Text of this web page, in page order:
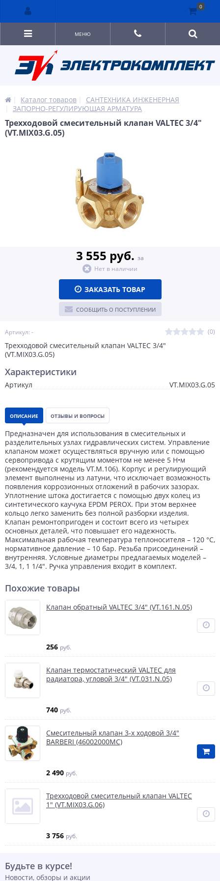
МЕНЮ
Каталог товаров
САНТЕХНИКА ИНЖЕНЕРНАЯ
ЗАПОРНО-РЕГУЛИРУЮЩАЯ АРМАТУРА
Трехходовой смесительный клапан VALTEС 3/4"
(VT.MIX03.G.05)
Артикул: - (0)
Трехходовой смесительный клапан VALTEС 3/4"
(VT.MIX03.G.05)
3 555 руб. за
Нет в наличии
ЗАКАЗАТЬ ТОВАР
СООБЩИТЬ О ПОСТУПЛЕНИИ
Характеристики
Артикул VT.MIX03.G.05
ОПИСАНИЕ ОТЗЫВЫ И ВОПРОСЫ
Предназначен для использования в смесительных и
разделительных узлах гидравлических систем. Управление
клапаном может осуществляться вручную или с помощью
сервопривода с крутящим моментом не менее 5 Н•м
(рекомендуется модель VT.M.106). Корпус и регулирующий
элемент выполнены из латуни, что исключает возможность
появления коррозионных отложений в рабочих зазорах.
Уплотнение штока достигается с помощью двух колец из
синтетического каучука EPDM PEROX. При этом верхнее
кольцо легко заменить без полной разборки изделия.
Клапан ремонтопригоден и состоит всего из четырех
основных деталей, что повышает его надежность.
Максимальная рабочая температура теплоносителя – 120 °C,
нормативное давление – 10 бар. Резьба присоединений –
внутренняя. Условные диаметры предлагаемых моделей –
3/4, 1, 1 1/4". Ручка управления входит в комплект.
Похожие товары
Клапан обратный VALTEС 3/4" (VT.161.N.05)
256 руб.
Клапан термостатический VALTEC для
радиатора, угловой 3/4" (VT.031.N.05)
740 руб.
Смесительный клапан 3-х ходовой 3/4"
BARBERI (46002000MC)
2 490 руб.
Трехходовой смесительный клапан VALTEС
1" (VT.MIX03.G.06)
3 756 руб.
Будьте в курсе!
Новости, обзоры и акции
0